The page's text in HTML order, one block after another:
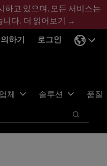
하고 있으며, 모든 서비스는
니다. 더 읽어보기 →
하기 로그인
체 솔루션
품질
검색